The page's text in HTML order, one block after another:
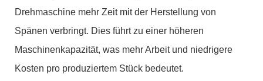
Drehmaschine mehr Zeit mit der Herstellung von
Spänen verbringt. Dies führt zu einer höheren
Maschinenkapazität, was mehr Arbeit und niedrigere
Kosten pro produziertem Stück bedeutet.